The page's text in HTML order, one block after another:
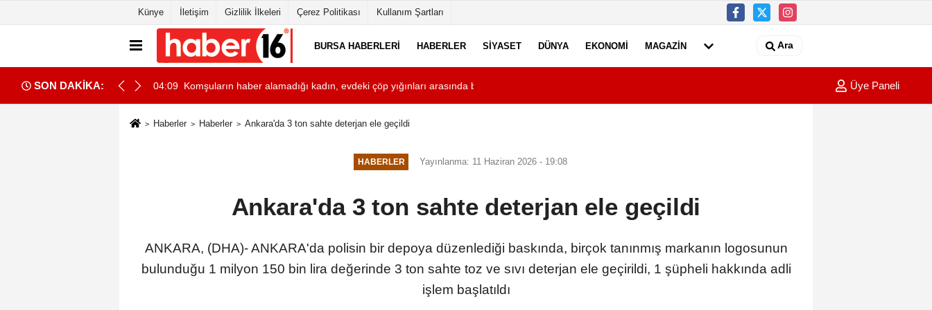
Künye İletişim Gizlilik İlkeleri Çerez Politikası Kullanım Şartları
BURSA HABERLERI HABERLER SIYASET DÜNYA EKONOMI MAGAZIN Ara
SON DAKİKA:
çöp yığınları arasında bulundu 03:49 Eskişehir'de kazasının ardından çıkan bıçaklı kavga kameraya yansıdı: 2 yaralı 01:05
Üye Paneli
Haberler Haberler Ankara'da 3 ton sahte deterjan ele geçildi
HABERLER Yayınlanma: 11 Haziran 2026 - 19:08
Ankara'da 3 ton sahte deterjan ele geçildi
ANKARA, (DHA)- ANKARA'da polisin bir depoya düzenlediği baskında, birçok tanınmış markanın logosunun
bulunduğu 1 milyon 150 bin lira değerinde 3 ton sahte toz ve sıvı deterjan ele geçirildi, 1 şüpheli hakkında adli
işlem başlatıldı